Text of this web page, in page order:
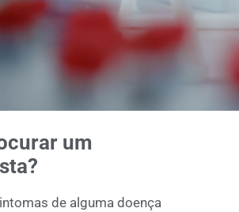
um
de alguma doença